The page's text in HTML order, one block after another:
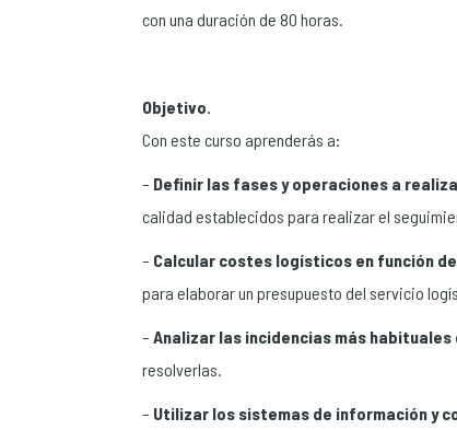
con una duración de 80 horas.
Objetivo.
Con este curso aprenderás a:
– Definir las fases y operaciones a
calidad establecidos para realizar el
– Calcular costes logísticos en función
para elaborar un presupuesto del servicio
– Analizar las incidencias más
resolverlas.
– Utilizar los sistemas de información y